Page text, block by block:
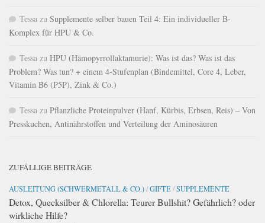
Tessa zu Supplemente selber bauen Teil 4: Ein individueller B-
Komplex für HPU & Co.
Tessa zu HPU (Hämopyrrollaktamurie): Was ist das? Was ist das
Problem? Was tun? + einem 4-Stufenplan (Bindemittel, Core 4, Leber,
Vitamin B6 (P5P), Zink & Co.)
Tessa zu Pflanzliche Proteinpulver (Hanf, Kürbis, Erbsen, Reis) – Von
Presskuchen, Antinährstoffen und Verteilung der Aminosäuren
ZUFÄLLIGE BEITRÄGE
AUSLEITUNG (SCHWERMETALL & CO.)/GIFTE/SUPPLEMENTE
Detox, Quecksilber & Chlorella: Teurer Bullshit? Gefährlich? oder
wirkliche Hilfe?